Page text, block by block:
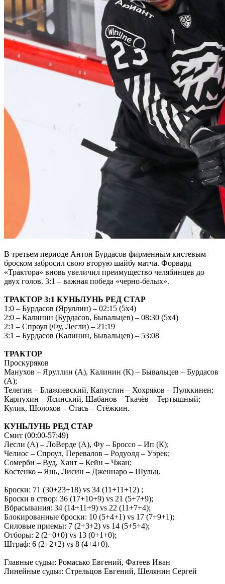
В третьем периоде Антон Бурдасов фирменным кистевым
броском забросил свою вторую шайбу матча. Форвард
«Трактора» вновь увеличил преимущество челябинцев до
двух голов. 3:1 – важная победа «черно-белых».
ТРАКТОР 3:1 КУНЬЛУНЬ РЕД СТАР
1:0 – Бурдасов (Яруллин) – 02:15 (5х4)
2:0 – Калинин (Бурдасов, Бывальцев) – 08:30 (5х4)
2:1 – Спроул (Фу, Лесли) – 21:19
3:1 – Бурдасов (Калинин, Бывальцев) – 53:08
ТРАКТОР
Проскуряков
Манухов – Яруллин (А), Калинин (К) – Бывальцев – Бурдасов
(А);
Телегин – Блажиевский, Капустин – Хохряков – Пулккинен;
Карпухин – Ясинский, Шабанов – Ткачёв – Тертышный;
Кулик, Шолохов – Стась – Стёжкин.
КУНЬЛУНЬ РЕД СТАР
Смит (00:00-57:49)
Лесли (А) – ЛоВерде (А), Фу – Броссо – Ип (К);
Челиос – Спроул, Перевалов – Родуолд – Уэрек;
Сомерби – Вуд, Хант – Кейн – Чжан;
Костенко – Янь, Лисин – Дженнаро – Шульц.
Броски: 71 (30+23+18) vs 34 (11+11+12) ;
Броски в створ: 36 (17+10+9) vs 21 (5+7+9);
Вбрасывания: 34 (14+11+9) vs 22 (11+7+4);
Блокированные броски: 10 (5+4+1) vs 17 (7+9+1);
Силовые приемы: 7 (2+3+2) vs 14 (5+5+4);
Отборы: 2 (2+0+0) vs 13 (0+1+0);
Штраф: 6 (2+2+2) vs 8 (4+4+0).
Главные судьи: Ромасько Евгений, Фатеев Иван
Линейные судьи: Стрельцов Евгений, Шелянин Сергей